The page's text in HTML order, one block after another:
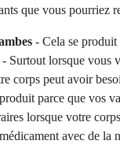
que vous pourriez
- Cela se
- Surtout lorsque vous
corps peut avoir
parce que vos
lorsque votre
avec de la